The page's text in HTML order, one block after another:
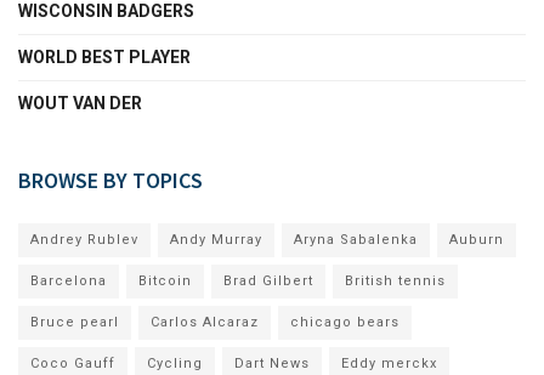
WISCONSIN BADGERS
WORLD BEST PLAYER
WOUT VAN DER
BROWSE BY TOPICS
Andrey Rublev Andy Murray Aryna Sabalenka Auburn
Barcelona Bitcoin Brad Gilbert British tennis
Bruce pearl Carlos Alcaraz chicago bears
Coco Gauff Cycling Dart News Eddy merckx